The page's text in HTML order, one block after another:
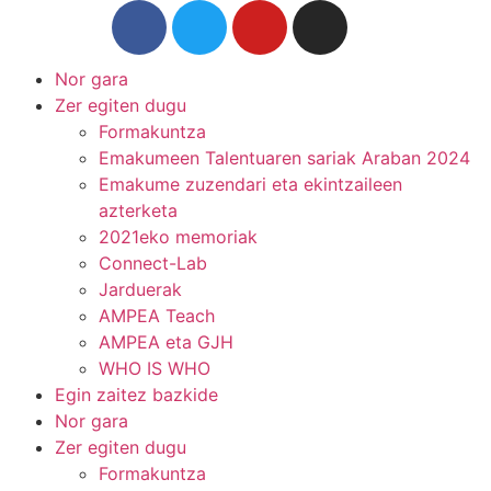
Nor gara
Zer egiten dugu
Formakuntza
Emakumeen Talentuaren sariak Araban 2024
Emakume zuzendari eta ekintzaileen
azterketa
2021eko memoriak
Connect-Lab
Jarduerak
AMPEA Teach
AMPEA eta GJH
WHO IS WHO
Egin zaitez bazkide
Nor gara
Zer egiten dugu
Formakuntza